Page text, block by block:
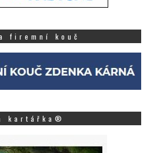
firemní kouč
kartářka®